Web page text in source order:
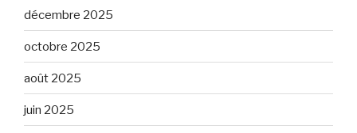
décembre 2025
octobre 2025
août 2025
juin 2025